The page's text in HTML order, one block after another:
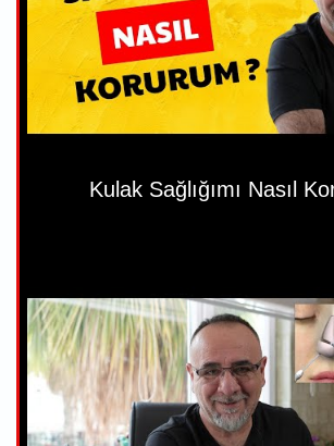
Kulak Sağlığımı Nasıl